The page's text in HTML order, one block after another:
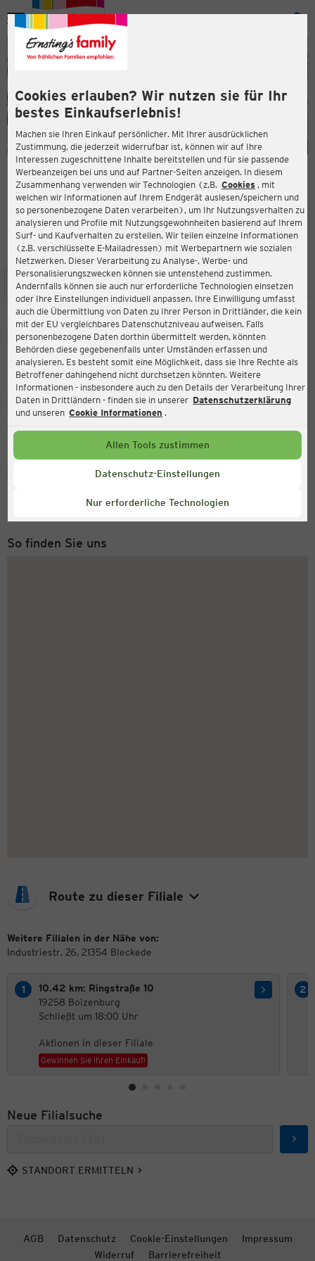
Cookies erlauben? Wir nutzen sie für Ihr
bestes Einkaufserlebnis!
Machen sie Ihren Einkauf persönlicher. Mit Ihrer ausdrücklichen
Zustimmung, die jederzeit widerrufbar ist, können wir auf Ihre
Interessen zugeschnittene Inhalte bereitstellen und für sie passende
Werbeanzeigen bei uns und auf Partner-Seiten anzeigen. In diesem
Zusammenhang verwenden wir Technologien (z.B. Cookies , mit
welchen wir Informationen auf Ihrem Endgerät auslesen/speichern und
so personenbezogene Daten verarbeiten), um Ihr Nutzungsverhalten zu
analysieren und Profile mit Nutzungsgewohnheiten basierend auf Ihrem
Surf- und Kaufverhalten zu erstellen. Wir teilen einzelne Informationen
(z.B. verschlüsselte E-Mailadressen) mit Werbepartnern wie sozialen
Netzwerken. Dieser Verarbeitung zu Analyse-, Werbe- und
Personalisierungszwecken können sie untenstehend zustimmen.
Andernfalls können sie auch nur erforderliche Technologien einsetzen
oder Ihre Einstellungen individuell anpassen. Ihre Einwilligung umfasst
auch die Übermittlung von Daten zu Ihrer Person in Drittländer, die kein
mit der EU vergleichbares Datenschutzniveau aufweisen. Falls
personenbezogene Daten dorthin übermittelt werden, könnten
Behörden diese gegebenenfalls unter Umständen erfassen und
analysieren. Es besteht somit eine Möglichkeit, dass sie Ihre Rechte als
Betroffener dahingehend nicht durchsetzen könnten. Weitere
Informationen - insbesondere auch zu den Details der Verarbeitung Ihrer
Daten in Drittländern - finden sie in unserer Datenschutzerklärung
und unseren Cookie Informationen .
Allen Tools zustimmen
Datenschutz-Einstellungen
Nur erforderliche Technologien
Menü
ERNSTING'S FAMILY FILIALE
Industriestr. 26
21354 Bleckede
4,2
Bewertung:
STANDORT SERVICES SORTIMENT AKTIONEN
Ernsting's family
Industriestr. 26, 21354 Bleckede
Aktuell:
Geöffnet
Service Hotline
Montag bis Freitag 8-18 Uhr
So finden Sie uns
Route zu dieser Filiale
Weitere Filialen in der Nähe von:
Industriestr. 26, 21354 Bleckede
10.42 km: Ringstraße 10
19258 Boizenburg
Schließt um 18:00 Uhr
Aktionen in dieser Filiale
Gewinnen Sie Ihren Einkauf!
Neue Filialsuche
STANDORT ERMITTELN
AGB Datenschutz Cookie-Einstellungen
Impressum
Widerruf
Barrierefreiheit